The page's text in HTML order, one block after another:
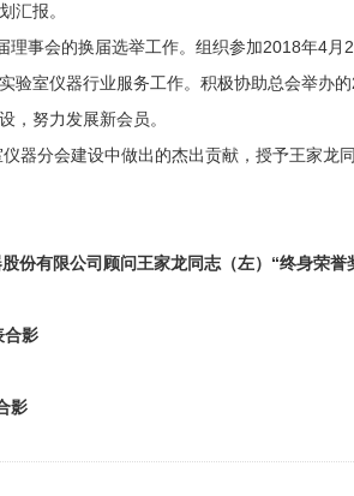
汇报。
事会的换届选举工作。组织参加2018年4月
室仪器行业服务工作。积极协助总会举办
，努力发展新会员。
分会建设中做出的杰出贡献，授予王家龙
份有限公司顾问王家龙同志（左）“终身荣誉
影
影